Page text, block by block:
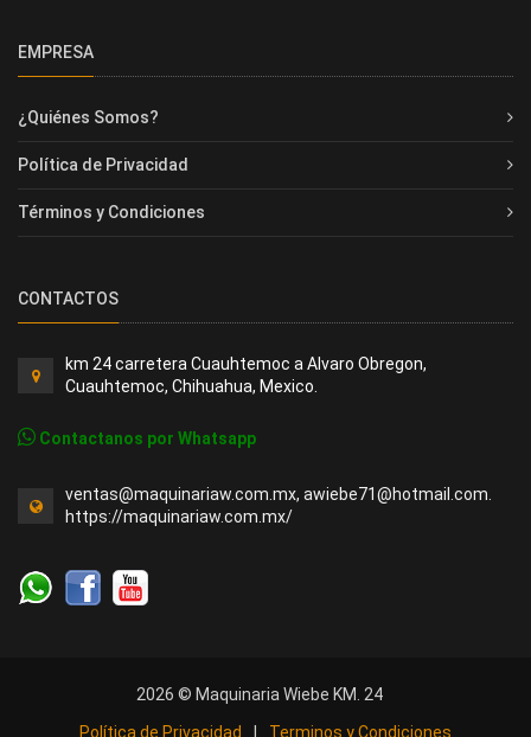
EMPRESA
¿Quiénes Somos?
Política de Privacidad
Términos y Condiciones
CONTACTOS
km 24 carretera Cuauhtemoc a Alvaro Obregon,
Cuauhtemoc, Chihuahua, Mexico.
Contactanos por Whatsapp
ventas@maquinariaw.com.mx, awiebe71@hotmail.com.
https://maquinariaw.com.mx/
2026 © Maquinaria Wiebe KM. 24
Política de Privacidad
Terminos y Condiciones